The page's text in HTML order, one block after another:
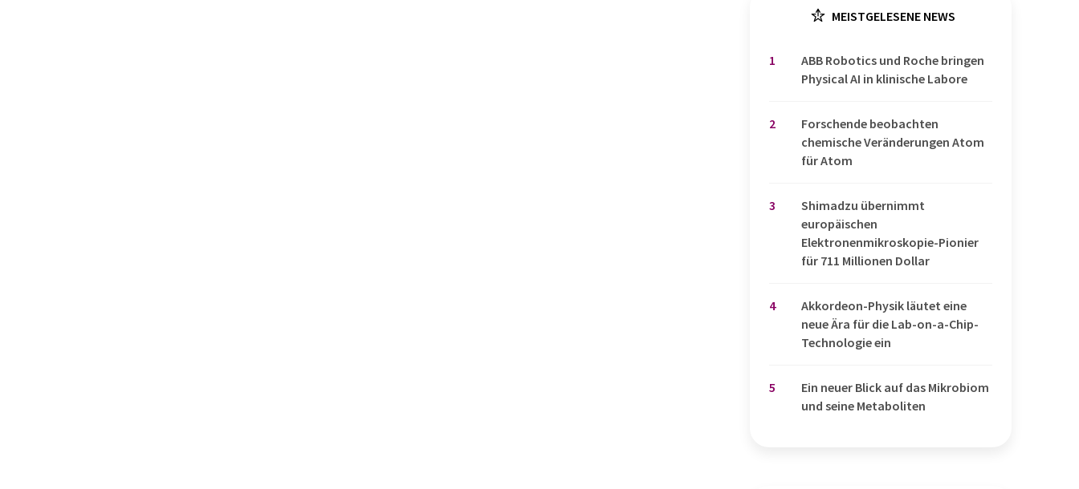
MEISTGELESENE NEWS
1
​​​​​​​ABB Robotics und Roche bringen
Physical AI in klinische Labore
2
Forschende beobachten
chemische Veränderungen Atom
für Atom
3
Shimadzu übernimmt
europäischen
Elektronenmikroskopie-Pionier
für 711 Millionen Dollar
4
Akkordeon-Physik läutet eine
neue Ära für die Lab-on-a-Chip-
Technologie ein
5
Ein neuer Blick auf das Mikrobiom
und seine Metaboliten